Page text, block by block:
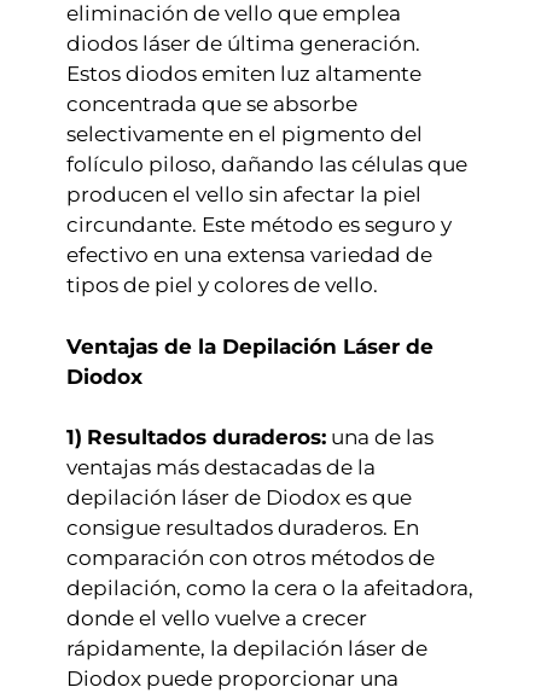
eliminación de vello que emplea
diodos láser de última generación.
Estos diodos emiten luz altamente
concentrada que se absorbe
selectivamente en el pigmento del
folículo piloso, dañando las células que
producen el vello sin afectar la piel
circundante. Este método es seguro y
efectivo en una extensa variedad de
tipos de piel y colores de vello.
Ventajas de la Depilación Láser de
Diodox
1) Resultados duraderos: una de las
ventajas más destacadas de la
depilación láser de Diodox es que
consigue resultados duraderos. En
comparación con otros métodos de
depilación, como la cera o la afeitadora,
donde el vello vuelve a crecer
rápidamente, la depilación láser de
Diodox puede proporcionar una